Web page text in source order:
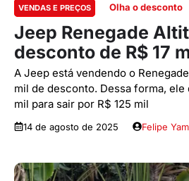
VENDAS E PREÇOS Olha o desconto
Jeep Renegade
desconto de R$ 17
A Jeep está vendendo o
mil de desconto. Dessa forma, ele
mil para sair por R$ 125 mil
14 de agosto de 2025 Felipe